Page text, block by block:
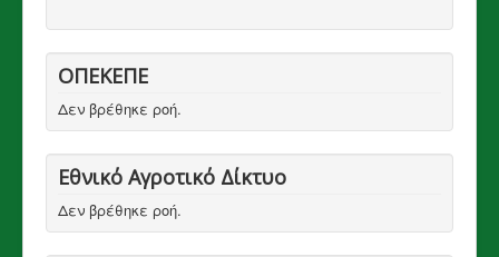
ΟΠΕΚΕΠΕ
Δεν βρέθηκε ροή.
Εθνικό Αγροτικό Δίκτυο
Δεν βρέθηκε ροή.